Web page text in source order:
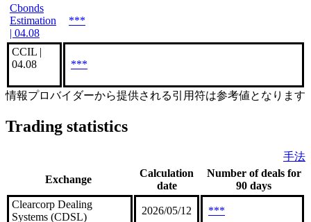
Cbonds
Estimation
| 04.08
***
CCIL |
04.08
***
情報プロバイダーから提供される引用符は参考値となります
Trading statistics
手法
Exchange
Calculation
date
Number of deals for
90 days
Clearcorp Dealing
Systems (CDSL)
2026/05/12
***